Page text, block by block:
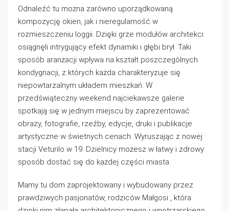
Odnaleźć tu można zarówno uporządkowaną
kompozycję okien, jak i nieregularność w
rozmieszczeniu loggii. Dzięki grze modułów architekci
osiągnęli intrygujący efekt dynamiki i głębi brył. Taki
sposób aranżacji wpływa na kształt poszczególnych
kondygnacji, z których każda charakteryzuje się
niepowtarzalnym układem mieszkań. W
przedświąteczny weekend najciekawsze galerie
spotkają się w jednym miejscu by zaprezentować
obrazy, fotografie, rzeźby, edycje, druki i publikacje
artystyczne w świetnych cenach. Wyruszając z nowej
stacji Veturilo w 19. Dzielnicy możesz w łatwy i zdrowy
sposób dostać się do każdej części miasta.
Mamy tu dom zaprojektowany i wybudowany przez
prawdziwych pasjonatów, rodziców Małgosi , która